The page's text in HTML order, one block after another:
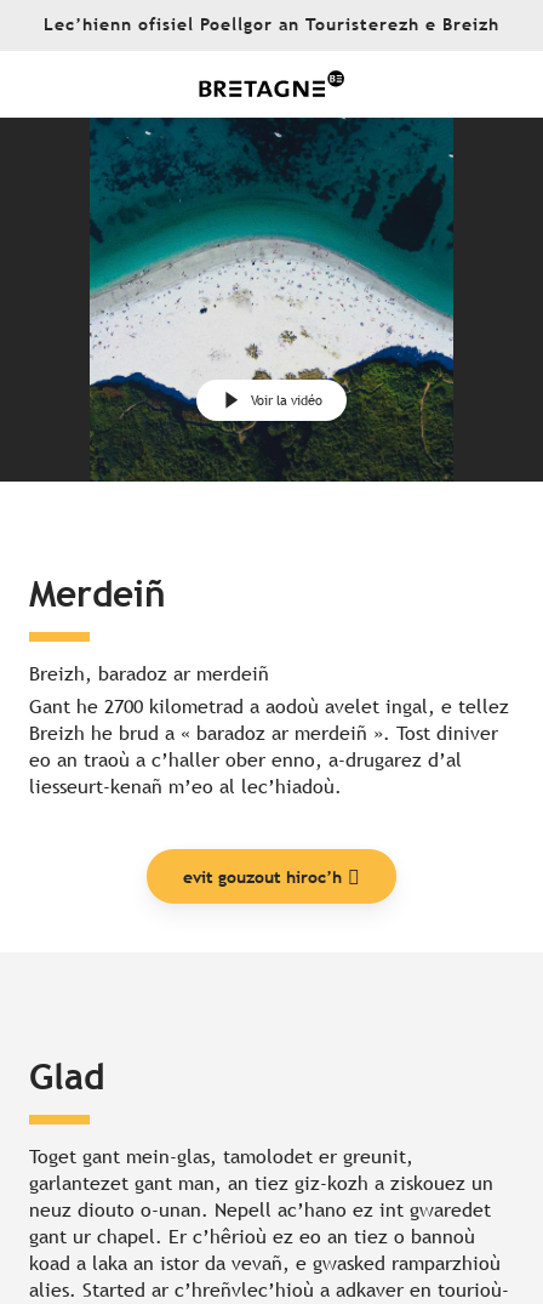
Lec’hienn ofisiel Poellgor an Touristerezh e Breizh
Voir la vidéo
Merdeiñ
Breizh, baradoz ar merdeiñ
Gant he 2700 kilometrad a aodoù avelet ingal, e tellez
Breizh he brud a « baradoz ar merdeiñ ». Tost diniver
eo an traoù a c’haller ober enno, a-drugarez d’al
liesseurt-kenañ m’eo al lec’hiadoù.
evit gouzout hiroc’h
Glad
Toget gant mein-glas, tamolodet er greunit,
garlantezet gant man, an tiez giz-kozh a ziskouez un
neuz diouto o-unan. Nepell ac’hano ez int gwaredet
gant ur chapel. Er c’hêrioù ez eo an tiez o bannoù
koad a laka an istor da vevañ, e gwasked ramparzhioù
alies. Started ar c’hreñvlec’hioù a adkaver en tourioù-